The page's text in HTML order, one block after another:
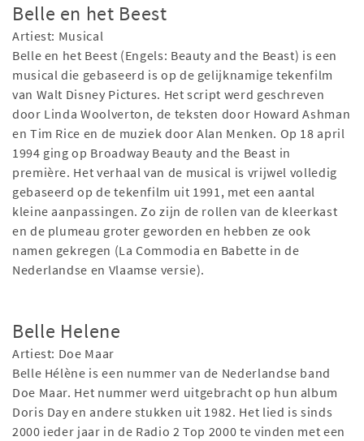
Belle en het Beest
Artiest: Musical
Belle en het Beest (Engels: Beauty and the Beast) is een
musical die gebaseerd is op de gelijknamige tekenfilm
van Walt Disney Pictures. Het script werd geschreven
door Linda Woolverton, de teksten door Howard Ashman
en Tim Rice en de muziek door Alan Menken. Op 18 april
1994 ging op Broadway Beauty and the Beast in
première. Het verhaal van de musical is vrijwel volledig
gebaseerd op de tekenfilm uit 1991, met een aantal
kleine aanpassingen. Zo zijn de rollen van de kleerkast
en de plumeau groter geworden en hebben ze ook
namen gekregen (La Commodia en Babette in de
Nederlandse en Vlaamse versie).
Belle Helene
Artiest: Doe Maar
Belle Hélène is een nummer van de Nederlandse band
Doe Maar. Het nummer werd uitgebracht op hun album
Doris Day en andere stukken uit 1982. Het lied is sinds
2000 ieder jaar in de Radio 2 Top 2000 te vinden met een